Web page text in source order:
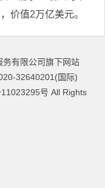
价值2万亿美元。
有限公司旗下网站
32640201(国际)
号 All Rights